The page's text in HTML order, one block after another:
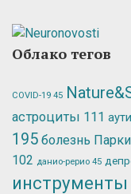
Облако тегов
COVID-19 45
астроциты 111
195 болезнь
102 данио-рерио 45